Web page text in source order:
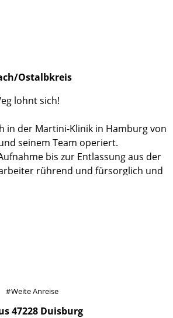
Ostalbkreis
lohnt sich!
in der Martini-Klinik in Hamburg von
seinem Team operiert.
bis zur Entlassung aus der
rührend und fürsorglich und
mein leibliches und seelisches
Klinikaufenthalten andernorts
Dank möchte ich aber natürlich
vorzügliche Arbeit geleistet hat,
Voroperationen und damit
Weite Anreise
47228 Duisburg